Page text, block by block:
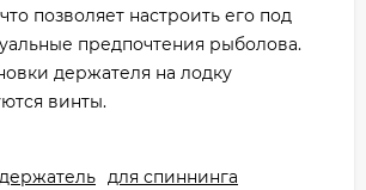
позволяет настроить его под
предпочтения рыболова.
держателя на лодку
винты.
держатель для спиннинга